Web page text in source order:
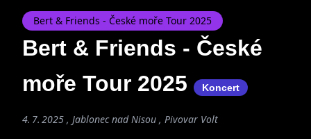
Bert & Friends - České moře Tour 2025
Bert & Friends - České
moře Tour 2025
Koncert
4. 7. 2025 , Jablonec nad Nisou , Pivovar Volt